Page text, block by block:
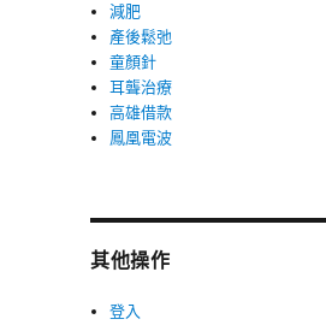
減肥
產後鬆弛
童顏針
耳聾治療
高雄借款
鳳凰電波
其他操作
登入